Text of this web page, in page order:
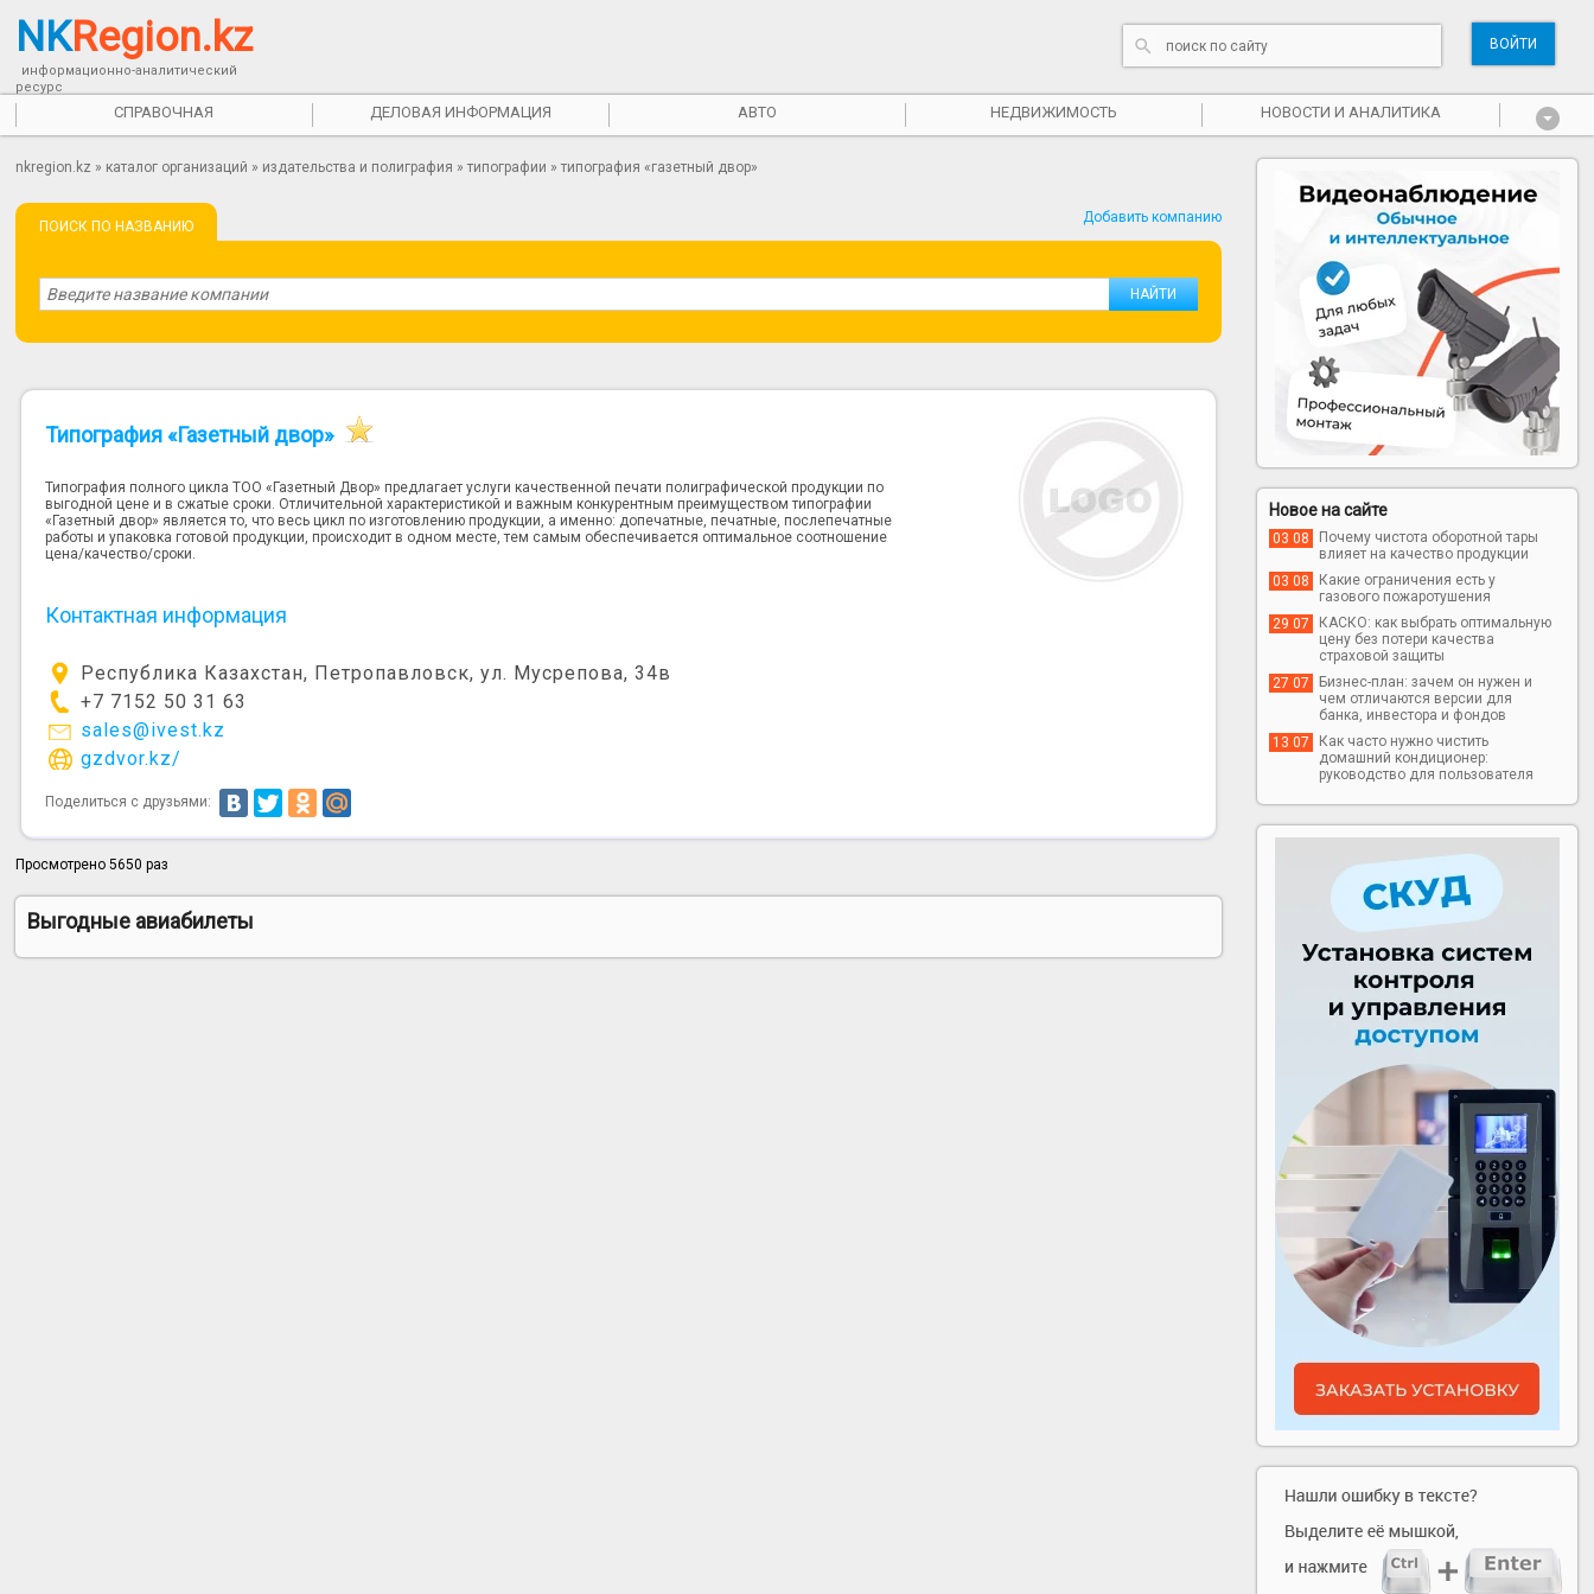
NKRegion.kz
информационно-аналитический
ресурс
ВОЙТИ
СПРАВОЧНАЯ ДЕЛОВАЯ ИНФОРМАЦИЯ АВТО НЕДВИЖИМОСТЬ НОВОСТИ И АНАЛИТИКА
nkregion.kz » каталог организаций » издательства и полиграфия »типографии » типография «газетный двор»
ПОИСК ПО НАЗВАНИЮ
Добавить компанию
Типография «Газетный двор»
Типография полного цикла ТОО «Газетный Двор» предлагает услуги качественной печати полиграфической продукции по
выгодной цене и в сжатые сроки. Отличительной характеристикой и важным конкурентным преимуществом типографии
«Газетный двор» является то, что весь цикл по изготовлению продукции, а именно: допечатные, печатные, послепечатные
работы и упаковка готовой продукции, происходит в одном месте, тем самым обеспечивается оптимальное соотношение
цена/качество/сроки.
Контактная информация
Республика Казахстан, Петропавловск, ул. Мусрепова, 34в
+7 7152 50 31 63
sales@ivest.kz
gzdvor.kz/
Поделиться с друзьями:
Просмотрено 5650 раз
Выгодные авиабилеты
Новое на сайте
03 08
Почему чистота оборотной тары
влияет на качество продукции
03 08
Какие ограничения есть у
газового пожаротушения
29 07
КАСКО: как выбрать оптимальную
цену без потери качества
страховой защиты
27 07
Бизнес-план: зачем он нужен и
чем отличаются версии для
банка, инвестора и фондов
13 07
Как часто нужно чистить
домашний кондиционер:
руководство для пользователя